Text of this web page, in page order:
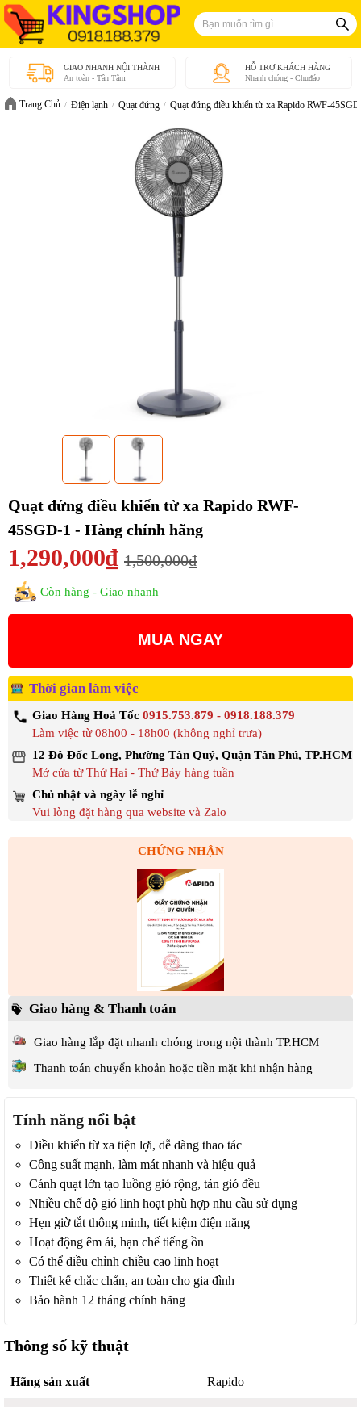
GIAO NHANH NỘI THÀNH
An toàn - Tận Tâm
HỖ TRỢ KHÁCH HÀNG
Nhanh chóng - Chu₫áo
Trang Chủ Điện lạnh Quạt đứng Quạt đứng điều khiển từ xa Rapido RWF-
Quạt đứng điều khiển từ xa Rapido RWF-
45SGD-1 - Hàng chính hãng
1,290,000₫ 1,500,000₫
Còn hàng - Giao nhanh
MUA NGAY
Thời gian làm việc
Giao Hàng Hoả Tốc 0915.753.879 - 0918.188.379
Làm việc từ 08h00 - 18h00 (không nghỉ trưa)
12 Đô Đốc Long, Phường Tân Quý, Quận Tân Phú, TP.HCM
Mở cửa từ Thứ Hai - Thứ Bảy hàng tuần
Chủ nhật và ngày lễ nghỉ
Vui lòng đặt hàng qua website và Zalo
CHỨNG NHẬN
Giao hàng & Thanh toán
Giao hàng lắp đặt nhanh chóng trong nội thành TP.HCM
Thanh toán chuyển khoản hoặc tiền mặt khi nhận hàng
Tính năng nổi bật
Điều khiển từ xa tiện lợi, dễ dàng thao tác
Công suất mạnh, làm mát nhanh và hiệu quả
Cánh quạt lớn tạo luồng gió rộng, tản gió đều
Nhiều chế độ gió linh hoạt phù hợp nhu cầu sử dụng
Hẹn giờ tắt thông minh, tiết kiệm điện năng
Hoạt động êm ái, hạn chế tiếng ồn
Có thể điều chỉnh chiều cao linh hoạt
Thiết kế chắc chắn, an toàn cho gia đình
Bảo hành 12 tháng chính hãng
Thông số kỹ thuật
Hãng sản xuất Rapido